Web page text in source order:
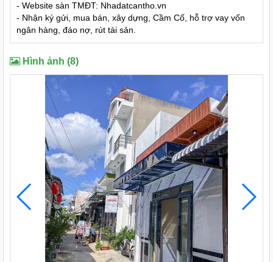
- Website sàn TMĐT: Nhadatcantho.vn
- Nhận ký gửi, mua bán, xây dựng, Cầm Cố, hỗ trợ vay vốn
ngân hàng, đáo nợ, rút tài sản.
Hình ảnh (8)